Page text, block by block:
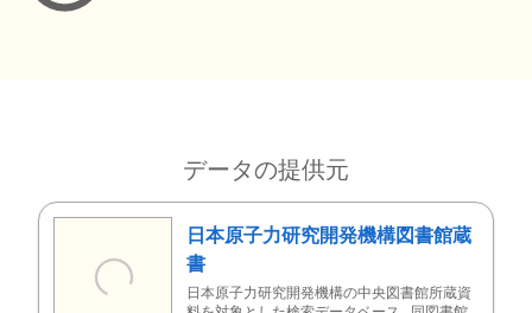
データの提供元
日本原子力研究開発機構図書館蔵
書
日本原子力研究開発機構の中央図書館所蔵資